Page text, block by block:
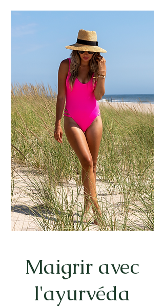
Maigrir avec
l'ayurvéda